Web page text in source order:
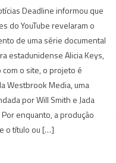
Deadline informou que
do YouTube revelaram o
de uma série documental
estadunidense Alicia Keys,
com o site, o projeto é
Westbrook Media, uma
por Will Smith e Jada
enquanto, a produção
o título ou […]